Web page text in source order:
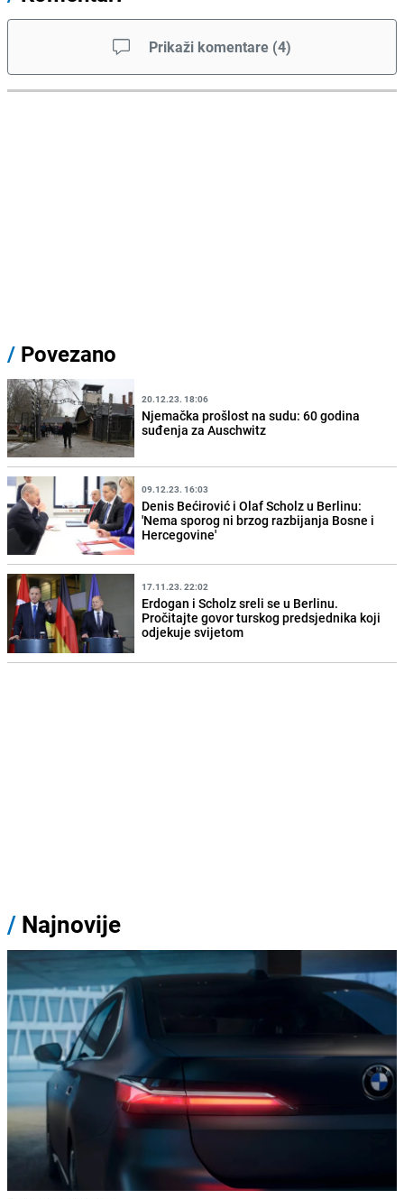
Prikaži komentare (4)
/ Povezano
20.12.23. 18:06
Njemačka prošlost na sudu: 60 godina
suđenja za Auschwitz
09.12.23. 16:03
Denis Bećirović i Olaf Scholz u Berlinu:
'Nema sporog ni brzog razbijanja Bosne i
Hercegovine'
17.11.23. 22:02
Erdogan i Scholz sreli se u Berlinu.
Pročitajte govor turskog predsjednika koji
odjekuje svijetom
/ Najnovije